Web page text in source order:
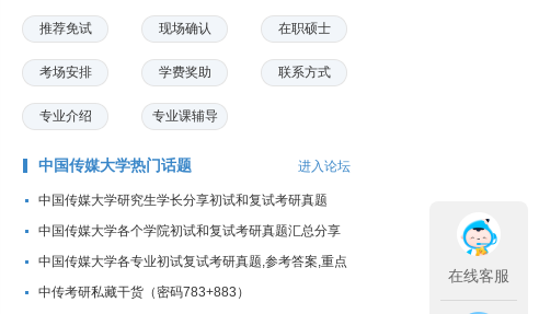
推荐免试 现场确认 在职硕士
考场安排 学费奖助 联系方式
专业介绍 专业课辅导
中国传媒大学热门话题 进入论坛
中国传媒大学研究生学长分享初试和复试考研真题
中国传媒大学各个学院初试和复试考研真题汇总分享
中国传媒大学各专业初试复试考研真题,参考答案,重点
范围
中传考研私藏干货（密码783+883）
在线客服